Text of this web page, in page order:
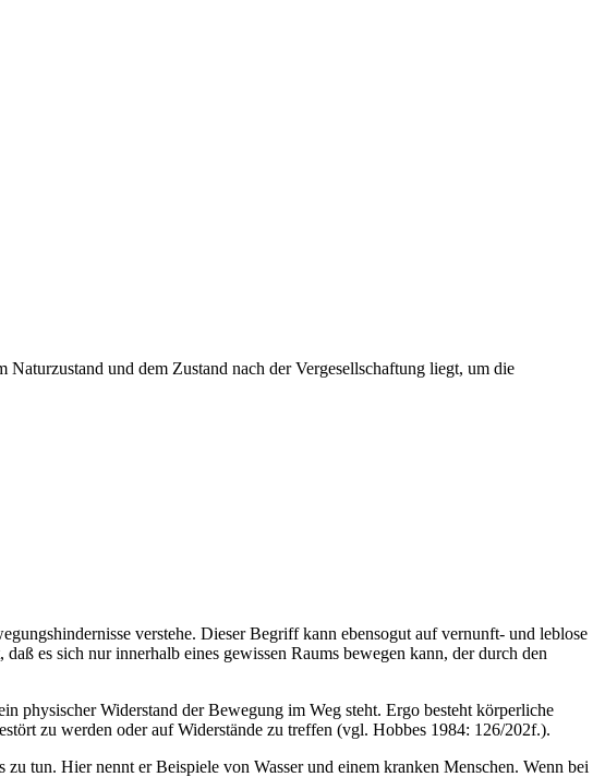
und dem Zustand nach der Vergesellschaftung liegt, um die
verstehe. Dieser Begriff kann ebensogut auf vernunft- und leblose
es sich nur innerhalb eines gewissen Raums bewegen kann, der durch den
physischer Widerstand der Bewegung im Weg steht. Ergo besteht körperliche
zu werden oder auf Widerstände zu treffen (vgl. Hobbes 1984: 126/202f.).
tun. Hier nennt er Beispiele von Wasser und einem kranken Menschen. Wenn bei